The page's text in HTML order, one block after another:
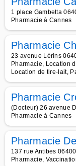
1 place Gambetta
Pharmacie à Cannes
Pharmacie
23 avenue Lérins
Pharmacie, Location
Location de tire-lait,
Pharmacie
(Docteur) 26 avenue
Pharmacie à Cannes
Pharmacie
137 rue Antibes
Pharmacie,